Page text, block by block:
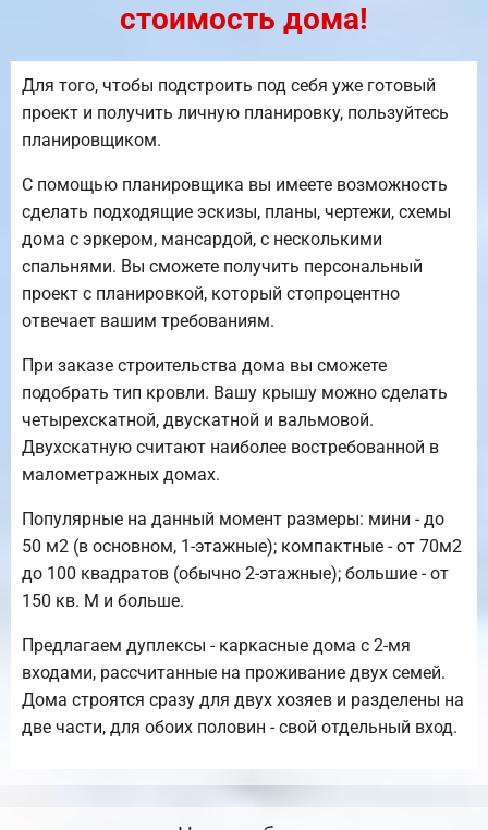
стоимость дома!
Для того, чтобы подстроить под себя уже готовый
проект и получить личную планировку, пользуйтесь
планировщиком.
С помощью планировщика вы имеете возможность
сделать подходящие эскизы, планы, чертежи, схемы
дома с эркером, мансардой, с несколькими
спальнями. Вы сможете получить персональный
проект с планировкой, который стопроцентно
отвечает вашим требованиям.
При заказе строительства дома вы сможете
подобрать тип кровли. Вашу крышу можно сделать
четырехскатной, двускатной и вальмовой.
Двухскатную считают наиболее востребованной в
малометражных домах.
Популярные на данный момент размеры: мини - до
50 м2 (в основном, 1-этажные); компактные - от 70м2
до 100 квадратов (обычно 2-этажные); большие - от
150 кв. М и больше.
Предлагаем дуплексы - каркасные дома с 2-мя
входами, рассчитанные на проживание двух семей.
Дома строятся сразу для двух хозяев и разделены на
две части, для обоих половин - свой отдельный вход.